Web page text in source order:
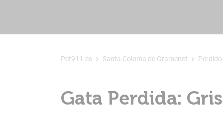
Pet911.es Santa Coloma de Gramenet Perdido
Gata Perdida: